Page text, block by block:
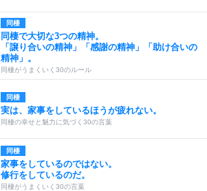
同棲
同棲で大切な3つの精神。
「譲り合いの精神」「感謝の精神」「助け合いの
精神」。
同棲がうまくいく30のルール
同棲
実は、家事をしているほうが疲れない。
同棲の幸せと魅力に気づく30の言葉
同棲
家事をしているのではない。
修行をしているのだ。
同棲がうまくいく30の言葉